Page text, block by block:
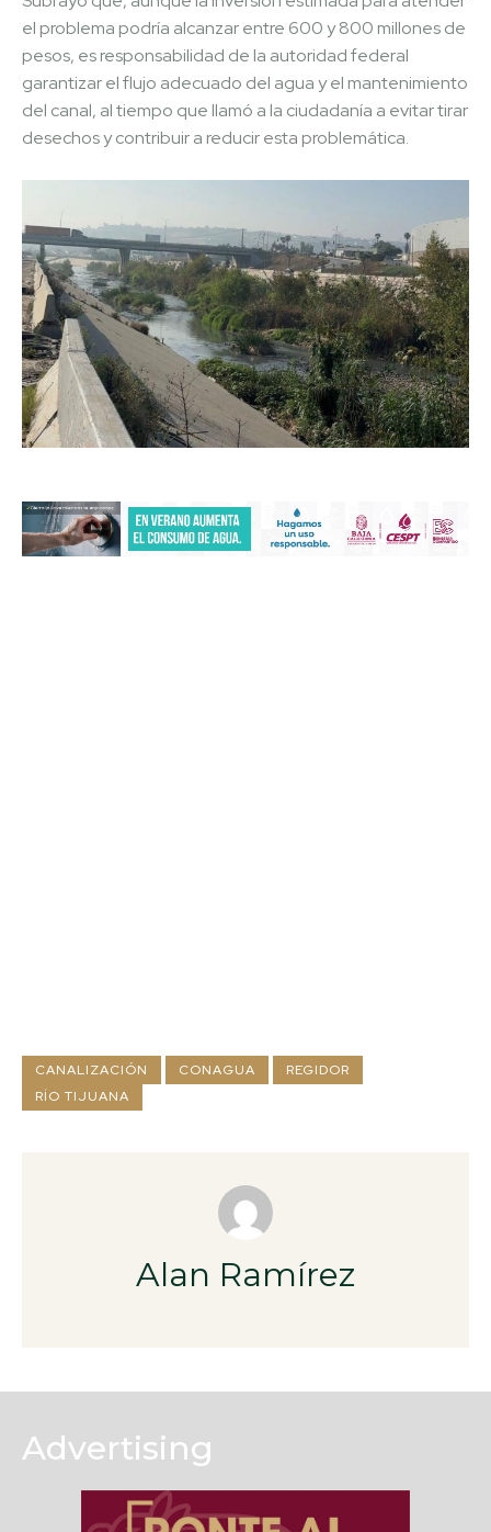
el problema podría alcanzar entre 600 y 800 millones de
pesos, es responsabilidad de la autoridad federal
garantizar el flujo adecuado del agua y el mantenimiento
del canal, al tiempo que llamó a la ciudadanía a evitar tirar
desechos y contribuir a reducir esta problemática.
CANALIZACIÓN CONAGUA
REGIDOR
RÍO TIJUANA
Alan Ramírez
Advertising